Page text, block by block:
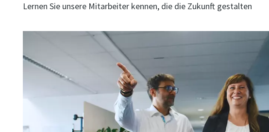
Lernen Sie unsere Mitarbeiter kennen, die die Zukunft gestalten